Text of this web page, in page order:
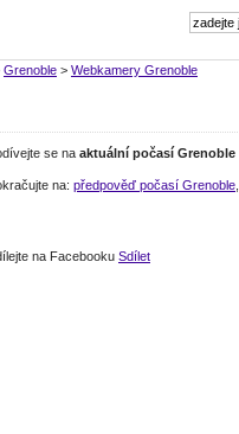
Grenoble > Webkamery Grenoble
se na aktuální počasí Grenoble
na: předpověď počasí Grenoble
na Facebooku Sdílet